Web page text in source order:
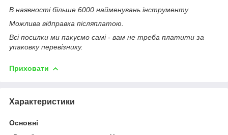
В наявності більше 6000 найменувань інструменту
Можлива відправка післяплатою.
Всі посилки ми пакуємо самі - вам не треба платити за
упаковку перевізнику.
Приховати
Характеристики
Основні